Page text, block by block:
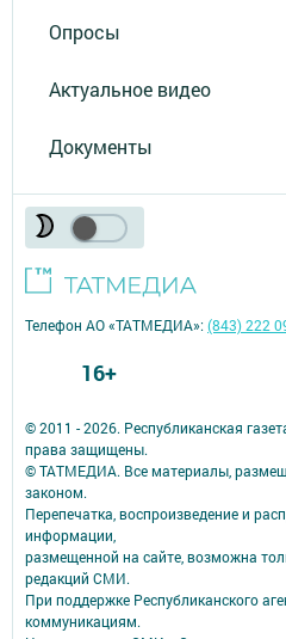
Опросы
Актуальное видео
Документы
© 2011 - 2026. Республиканская
права защищены.
© ТАТМЕДИА. Все материалы,
законом.
Перепечатка, воспроизведение и
информации,
размещенной на сайте, возможна
редакций СМИ.
При поддержке Республиканского
коммуникациям.
Телефон АО «ТАТМЕДИА»:(843) 222
16+